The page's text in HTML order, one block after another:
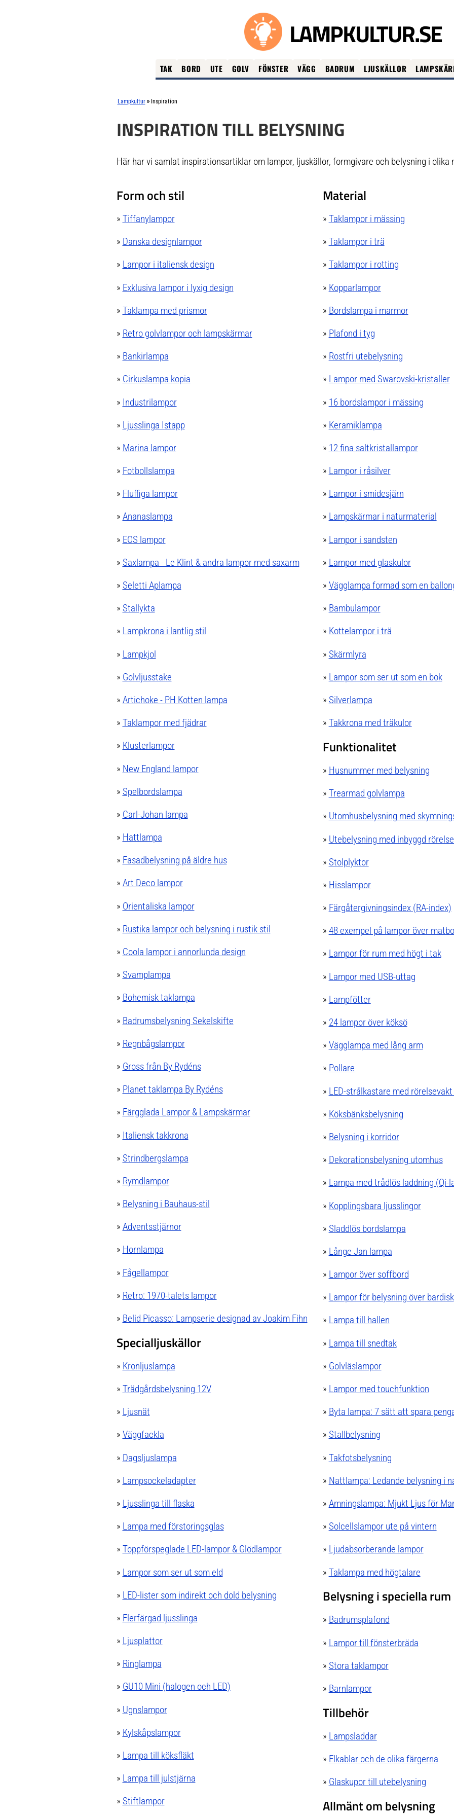
LAMPKULTUR.SE
TAK BORD UTE GOLV FÖNSTER VÄGG BADRUM LJUSKÄLLOR
Lampkultur » Inspiration
INSPIRATION TILL BELYSNING
Här har vi samlat inspirationsartiklar om lampor, ljuskällor, formgivare och belysning i olika
Form och stil
» Tiffanylampor
» Danska designlampor
» Lampor i italiensk design
» Exklusiva lampor i lyxig design
» Taklampa med prismor
» Retro golvlampor och lampskärmar
» Bankirlampa
» Cirkuslampa kopia
» Industrilampor
» Ljusslinga Istapp
» Marina lampor
» Fotbollslampa
» Fluffiga lampor
» Ananaslampa
» EOS lampor
» Saxlampa - Le Klint & andra lampor med saxarm
» Seletti Aplampa
» Stallykta
» Lampkrona i lantlig stil
» Lampkjol
» Golvljusstake
» Artichoke - PH Kotten lampa
» Taklampor med fjädrar
» Klusterlampor
» New England lampor
» Spelbordslampa
» Carl-Johan lampa
» Hattlampa
» Fasadbelysning på äldre hus
» Art Deco lampor
» Orientaliska lampor
» Rustika lampor och belysning i rustik stil
» Coola lampor i annorlunda design
» Svamplampa
» Bohemisk taklampa
» Badrumsbelysning Sekelskifte
» Regnbågslampor
» Gross från By Rydéns
» Planet taklampa By Rydéns
» Färgglada Lampor & Lampskärmar
» Italiensk takkrona
» Strindbergslampa
» Rymdlampor
» Belysning i Bauhaus-stil
» Adventsstjärnor
» Hornlampa
» Fågellampor
» Retro: 1970-talets lampor
» Belid Picasso: Lampserie designad av Joakim Fihn
Specialljuskällor
» Kronljuslampa
» Trädgårdsbelysning 12V
» Ljusnät
» Väggfackla
» Dagsljuslampa
» Lampsockeladapter
» Ljusslinga till flaska
» Lampa med förstoringsglas
» Toppförspeglade LED-lampor & Glödlampor
» Lampor som ser ut som eld
» LED-lister som indirekt och dold belysning
» Flerfärgad ljusslinga
» Ljusplattor
» Ringlampa
» GU10 Mini (halogen och LED)
» Ugnslampor
» Kylskåpslampor
» Lampa till köksfläkt
» Lampa till julstjärna
» Stiftlampor
Material
» Taklampor i mässing
» Taklampor i trä
» Taklampor i rotting
» Kopparlampor
» Bordslampa i marmor
» Plafond i tyg
» Rostfri utebelysning
» Lampor med Swarovski-kristaller
» 16 bordslampor i mässing
» Keramiklampa
» 12 fina saltkristallampor
» Lampor i råsilver
» Lampor i smidesjärn
» Lampskärmar i naturmaterial
» Lampor i sandsten
» Lampor med glaskulor
» Vägglampa formad som en
» Bambulampor
» Kottelampor i trä
» Skärmlyra
» Lampor som ser ut som en bok
» Silverlampa
» Takkrona med träkulor
Funktionalitet
» Husnummer med belysning
» Trearmad golvlampa
» Utomhusbelysning med
» Utebelysning med inbyggd
» Stolplyktor
» Hisslampor
» Färgåtergivningsindex (RA-index)
» 48 exempel på lampor över
» Lampor för rum med högt i tak
» Lampor med USB-uttag
» Lampfötter
» 24 lampor över köksö
» Vägglampa med lång arm
» Pollare
» LED-strålkastare med
» Köksbänksbelysning
» Belysning i korridor
» Dekorationsbelysning utomhus
» Lampa med trådlös laddning (Qi-
» Kopplingsbara ljusslingor
» Sladdlös bordslampa
» Långe Jan lampa
» Lampor över soffbord
» Lampor för belysning över bardisk
» Lampa till hallen
» Lampa till snedtak
» Golvläslampor
» Lampor med touchfunktion
» Byta lampa: 7 sätt att spara
» Stallbelysning
» Takfotsbelysning
» Nattlampa: Ledande belysning i
» Amningslampa: Mjukt Ljus för
» Solcellslampor ute på vintern
» Ljudabsorberande lampor
» Taklampa med högtalare
Belysning i speciella rum
» Badrumsplafond
» Lampor till fönsterbräda
» Stora taklampor
» Barnlampor
Tillbehör
» Lampsladdar
» Elkablar och de olika färgerna
» Glaskupor till utebelysning
Allmänt om belysning